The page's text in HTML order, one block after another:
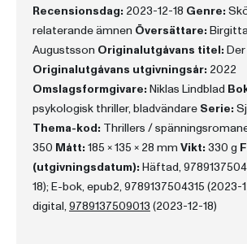
Recensionsdag: 2023-12-18 Genre:
relaterande ämnen Översättare:
Augustsson Originalutgåvans titel:
Originalutgåvans utgivningsår: 2022
Omslagsformgivare: Niklas Lindblad
psykologisk thriller, bladvändare Serie:
Thema-kod: Thrillers /
350 Mått: 185 x 135 x 28 mm Vikt: 330 g
(utgivningsdatum): Häftad,
18); E-bok, epub2, 9789137504315 (2023-
digital, 9789137509013 (2023-12-18)